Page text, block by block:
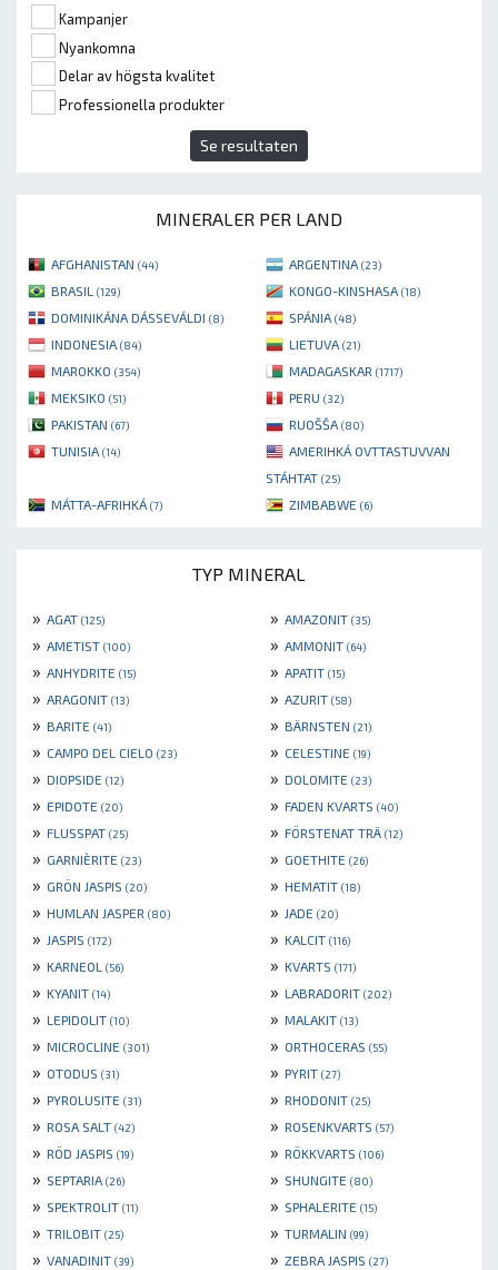
Kampanjer
Nyankomna
Delar av högsta kvalitet
Professionella produkter
Se resultaten
MINERALER PER LAND
AFGHANISTAN (44) ARGENTINA (23)
BRASIL (129) KONGO-KINSHASA (18)
DOMINIKÁNA DÁSSEVÁLDI (8) SPÁNIA (48)
INDONESIA (84) LIETUVA (21)
MAROKKO (354) MADAGASKAR (1717)
MEKSIKO (51) PERU (32)
PAKISTAN (67) RUOŠŠA (80)
TUNISIA (14)
AMERIHKÁ OVTTASTUVVAN
STÁHTAT (25)
MÁTTA-AFRIHKÁ (7) ZIMBABWE (6)
TYP MINERAL
» AGAT (125) » AMAZONIT (35)
» AMETIST (100) » AMMONIT (64)
» ANHYDRITE (15) » APATIT (15)
» ARAGONIT (13) » AZURIT (58)
» BARITE (41) » BÄRNSTEN (21)
» CAMPO DEL CIELO (23) » CELESTINE (19)
» DIOPSIDE (12) » DOLOMITE (23)
» EPIDOTE (20) » FADEN KVARTS (40)
» FLUSSPAT (25) » FÖRSTENAT TRÄ (12)
» GARNIÈRITE (23) » GOETHITE (26)
» GRÖN JASPIS (20) » HEMATIT (18)
» HUMLAN JASPER (80) » JADE (20)
» JASPIS (172) » KALCIT (116)
» KARNEOL (56) » KVARTS (171)
» KYANIT (14) » LABRADORIT (202)
» LEPIDOLIT (10) » MALAKIT (13)
» MICROCLINE (301) » ORTHOCERAS (55)
» OTODUS (31) » PYRIT (27)
» PYROLUSITE (31) » RHODONIT (25)
» ROSA SALT (42) » ROSENKVARTS (57)
» RÖD JASPIS (19) » RÖKKVARTS (106)
» SEPTARIA (26) » SHUNGITE (80)
» SPEKTROLIT (11) » SPHALERITE (15)
» TRILOBIT (25) » TURMALIN (99)
» VANADINIT (39) » ZEBRA JASPIS (27)